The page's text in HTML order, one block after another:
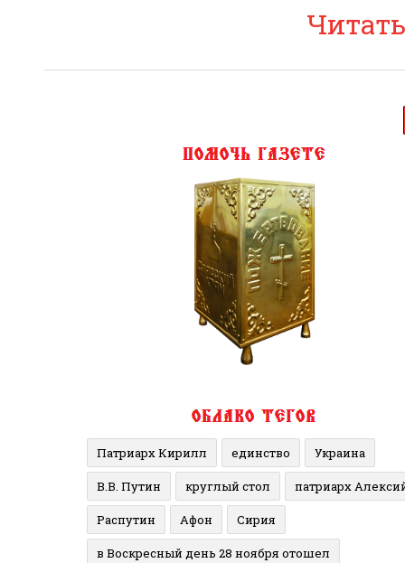
Патриарх Кирилл единство Украина
В.В. Путин круглый стол патриарх
Распутин Афон Сирия
в Воскресный день 28 ноября отошел